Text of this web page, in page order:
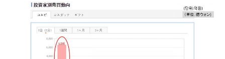
『Money1』
韓国･警察職員が「丸刈りになって抗議活
中国だけが鉄鋼輸出を異常増加させる ⇒ 中
国の過剰生産が世界を蝕む。